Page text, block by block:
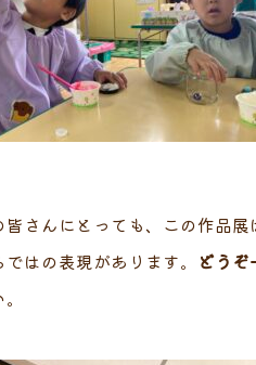
皆さんにとっても、この作品展
はの表現があります。
どう